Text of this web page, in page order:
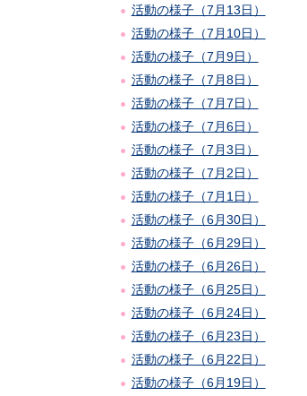
活動の様子（7月13日）
活動の様子（7月10日）
活動の様子（7月9日）
活動の様子（7月8日）
活動の様子（7月7日）
活動の様子（7月6日）
活動の様子（7月3日）
活動の様子（7月2日）
活動の様子（7月1日）
活動の様子（6月30日）
活動の様子（6月29日）
活動の様子（6月26日）
活動の様子（6月25日）
活動の様子（6月24日）
活動の様子（6月23日）
活動の様子（6月22日）
活動の様子（6月19日）